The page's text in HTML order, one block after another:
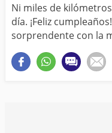
Ni miles de
día. ¡Feliz
sorprendente con la